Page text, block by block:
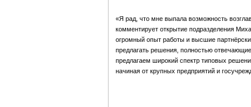
«Я рад, что мне выпала возможность
комментирует открытие подразделения
огромный опыт работы и высшие
предлагать решения, полностью
предлагаем широкий спектр типовых
начиная от крупных предприятий и